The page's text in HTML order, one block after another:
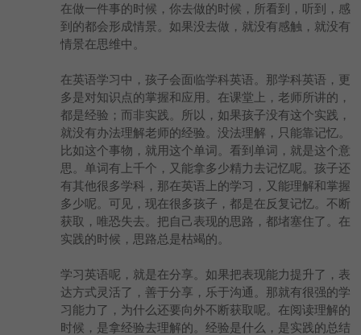
在做一件事的时候，你去做的时候，所看到，听到，感
到的都会形成情景。如果没去做，就没有感触，就没有
情景在思维中。
在英语学习中，孩子会面临学科英语。那学科英语，更
多是对知识点的掌握和应用。在课堂上，老师所讲的，
都是经验；而非实践。所以，如果孩子没有这个实践，
就没有办法理解老师的经验。没法理解，只能靠记忆。
比如这个事物，就用这个单词。看到单词，就是这个意
思。单词有上千个，又能拿多少精力去记忆呢。孩子还
有其他很多学科，那在英语上的学习，又能理解和掌握
多少呢。可见，现在很多孩子，都是在反复记忆。不断
获取，唯恐失去。把自己表现的思路，都堵塞住了。在
实践的时候，思路总是枯竭的。
学习英语呢，就是在分享。如果把表现能力提升了，表
达方式灵活了，善于分享，乐于沟通。那就有很强的学
习能力了，为什么还要向外不断获取呢。在阅读理解的
时候，是拿经验去理解的。经验是什么，是实践的总结